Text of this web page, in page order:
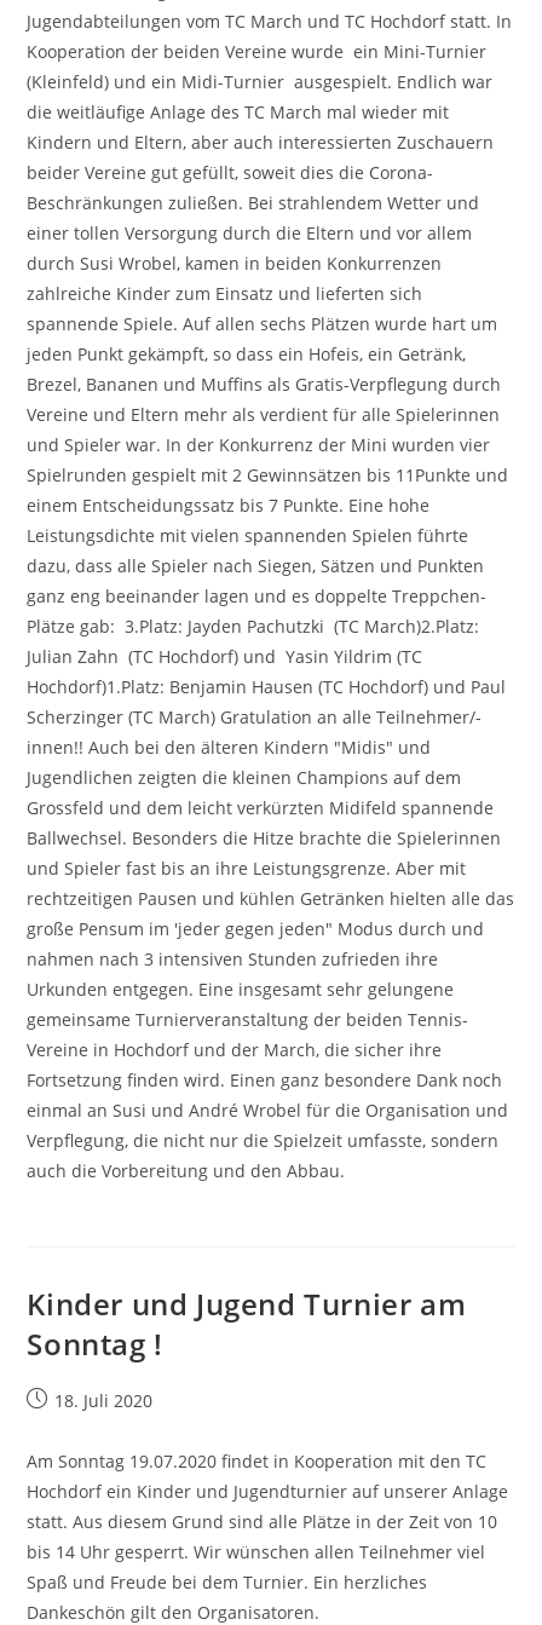
Jugendabteilungen vom TC March und TC Hochdorf statt. In
Kooperation der beiden Vereine wurde ein Mini-Turnier
(Kleinfeld) und ein Midi-Turnier ausgespielt. Endlich war
die weitläufige Anlage des TC March mal wieder mit
Kindern und Eltern, aber auch interessierten Zuschauern
beider Vereine gut gefüllt, soweit dies die Corona-
Beschränkungen zuließen. Bei strahlendem Wetter und
einer tollen Versorgung durch die Eltern und vor allem
durch Susi Wrobel, kamen in beiden Konkurrenzen
zahlreiche Kinder zum Einsatz und lieferten sich
spannende Spiele. Auf allen sechs Plätzen wurde hart um
jeden Punkt gekämpft, so dass ein Hofeis, ein Getränk,
Brezel, Bananen und Muffins als Gratis-Verpflegung durch
Vereine und Eltern mehr als verdient für alle Spielerinnen
und Spieler war. In der Konkurrenz der Mini wurden vier
Spielrunden gespielt mit 2 Gewinnsätzen bis 11Punkte und
einem Entscheidungssatz bis 7 Punkte. Eine hohe
Leistungsdichte mit vielen spannenden Spielen führte
dazu, dass alle Spieler nach Siegen, Sätzen und Punkten
ganz eng beeinander lagen und es doppelte Treppchen-
Plätze gab: 3.Platz: Jayden Pachutzki (TC March)2.Platz:
Julian Zahn (TC Hochdorf) und Yasin Yildrim (TC
Hochdorf)1.Platz: Benjamin Hausen (TC Hochdorf) und Paul
Scherzinger (TC March) Gratulation an alle Teilnehmer/-
innen!! Auch bei den älteren Kindern "Midis" und
Jugendlichen zeigten die kleinen Champions auf dem
Grossfeld und dem leicht verkürzten Midifeld spannende
Ballwechsel. Besonders die Hitze brachte die Spielerinnen
und Spieler fast bis an ihre Leistungsgrenze. Aber mit
rechtzeitigen Pausen und kühlen Getränken hielten alle das
große Pensum im 'jeder gegen jeden" Modus durch und
nahmen nach 3 intensiven Stunden zufrieden ihre
Urkunden entgegen. Eine insgesamt sehr gelungene
gemeinsame Turnierveranstaltung der beiden Tennis-
Vereine in Hochdorf und der March, die sicher ihre
Fortsetzung finden wird. Einen ganz besondere Dank noch
einmal an Susi und André Wrobel für die Organisation und
Verpflegung, die nicht nur die Spielzeit umfasste, sondern
auch die Vorbereitung und den Abbau.
Kinder und Jugend Turnier am
Sonntag !
Beitrag18. Juli 2020
Am Sonntag 19.07.2020 findet in Kooperation mit den TC
Hochdorf ein Kinder und Jugendturnier auf unserer Anlage
statt. Aus diesem Grund sind alle Plätze in der Zeit von 10
bis 14 Uhr gesperrt. Wir wünschen allen Teilnehmer viel
Spaß und Freude bei dem Turnier. Ein herzliches
Dankeschön gilt den Organisatoren.